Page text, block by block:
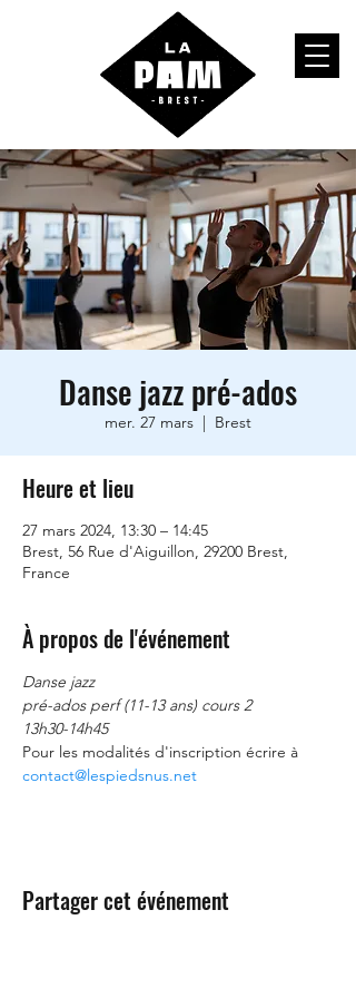
Danse jazz pré-ados
mer. 27 mars
  |
Brest
Heure et lieu
27 mars 2024, 13:30 – 14:45
Brest, 56 Rue d'Aiguillon, 29200 Brest,
France
À propos de l'événement
Danse jazz
pré-ados perf (11-13 ans) cours 2
13h30-14h45
Pour les modalités d'inscription écrire à
contact@lespiedsnus.net
Partager cet événement